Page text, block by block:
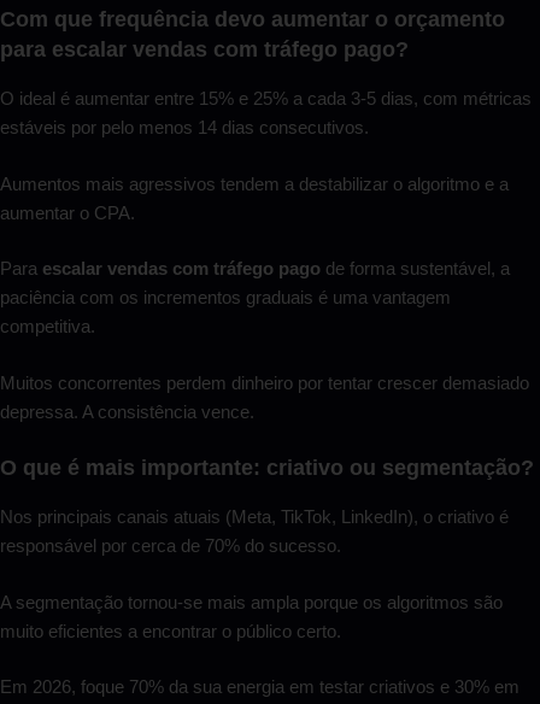
Com que frequência devo aumentar o orçamento
para escalar vendas com tráfego pago?
O ideal é aumentar entre 15% e 25% a cada 3-5 dias, com métricas
estáveis por pelo menos 14 dias consecutivos.
Aumentos mais agressivos tendem a destabilizar o algoritmo e a
aumentar o CPA.
Para escalar vendas com tráfego pago de forma sustentável, a
paciência com os incrementos graduais é uma vantagem
competitiva.
Muitos concorrentes perdem dinheiro por tentar crescer demasiado
depressa. A consistência vence.
O que é mais importante: criativo ou segmentação?
Nos principais canais atuais (Meta, TikTok, LinkedIn), o criativo é
responsável por cerca de 70% do sucesso.
A segmentação tornou-se mais ampla porque os algoritmos são
muito eficientes a encontrar o público certo.
Em 2026, foque 70% da sua energia em testar criativos e 30% em